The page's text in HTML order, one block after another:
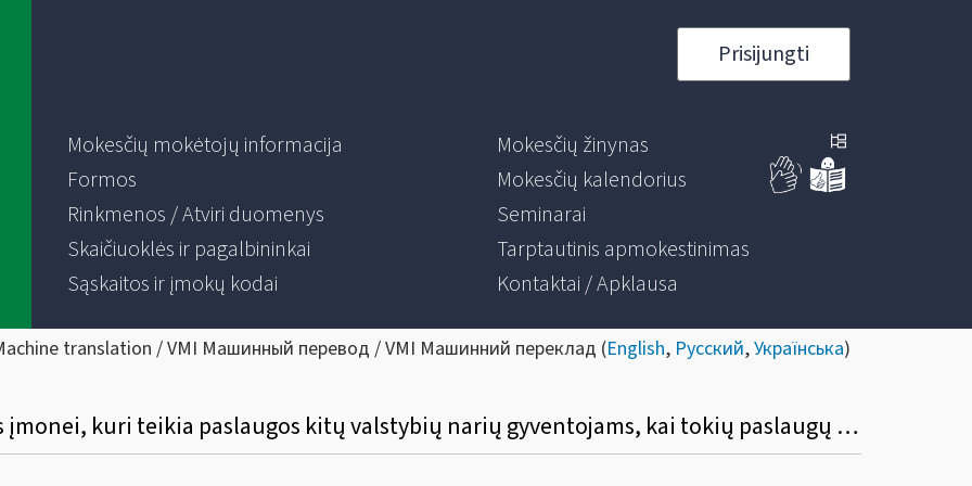
Prisijungti
Mokesčių mokėtojų informacija
Formos
Rinkmenos / Atviri duomenys
Skaičiuoklės ir pagalbininkai
Sąskaitos ir įmokų kodai
Mokesčių žinynas
Mokesčių kalendorius
Seminarai
Tarptautinis apmokestinimas
Kontaktai / Apklausa
translation / VMI Машинный перевод / VMI Машинний переклад (English, Русский,Українська)
23. Kurią OSS schemą rinktis Lietuvos įmonei, kuri teikia paslaugos kitų valstybių narių gyventojams, kai tokių paslaugų suteikimo vieta yra kita valstybė narė?